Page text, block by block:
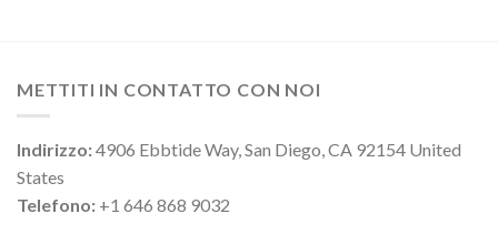
METTITI IN CONTATTO CON NOI
Indirizzo:4906 Ebbtide Way, San Diego, CA 92154 United
States
Telefono: +1 646 868 9032